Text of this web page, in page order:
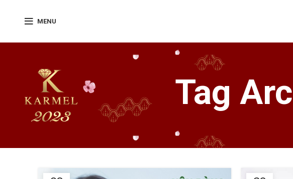
MENU
Tag